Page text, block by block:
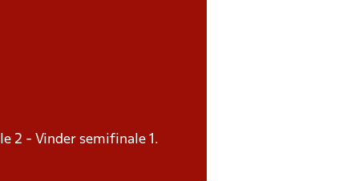
2 - Vinder semifinale 1.